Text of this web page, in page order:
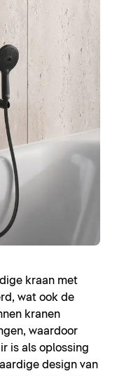
kraan met
wat ook de
kranen
waardoor
is als oplossing
design van